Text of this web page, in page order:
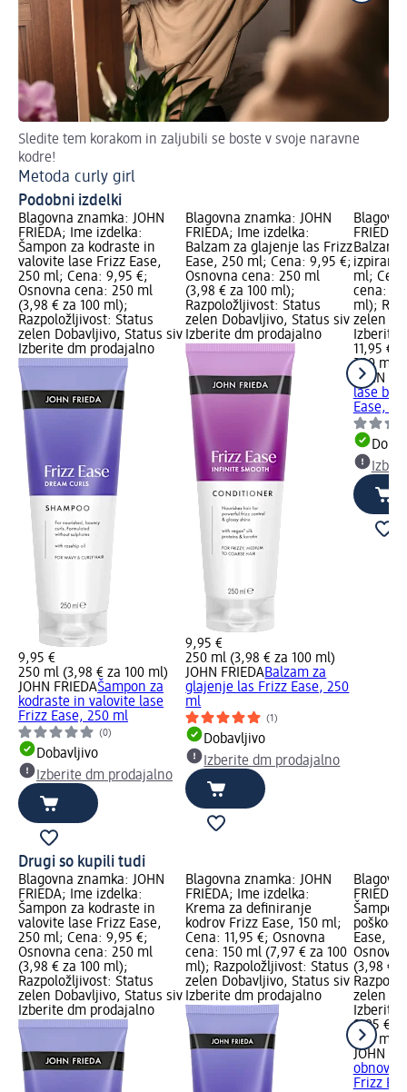
Sledite tem korakom in zaljubili se boste v svoje naravne
kodre!
Metoda curly girl
Podobni izdelki
Blagovna znamka: JOHN
FRIEDA; Ime izdelka:
Šampon za kodraste in
valovite lase Frizz Ease,
250 ml; Cena: 9,95 €;
Osnovna cena: 250 ml
(3,98 € za 100 ml);
Razpoložljivost: Status
zelen Dobavljivo, Status siv
Izberite dm prodajalno
9,95 €
250 ml (3,98 € za 100 ml)
JOHN FRIEDAŠampon za
kodraste in valovite lase
Frizz Ease, 250 ml
(0)
Dobavljivo
Izberite dm prodajalno
Blagovna znamka: JOHN
FRIEDA; Ime izdelka:
Balzam za glajenje las Frizz
Ease, 250 ml; Cena: 9,95 €;
Osnovna cena: 250 ml
(3,98 € za 100 ml);
Razpoložljivost: Status
zelen Dobavljivo, Status siv
Izberite dm prodajalno
9,95 €
250 ml (3,98 € za 100 ml)
JOHN FRIEDABalzam za
glajenje las Frizz Ease, 250
ml
(1)
Dobavljivo
Izberite dm prodajalno
Balzam
ml;
cena:
ml);
zelen
Izberite
11,95 €
200 ml
JOHN
lase
Ease,
Drugi so kupili tudi
Blagovna znamka: JOHN
FRIEDA; Ime izdelka:
Šampon za kodraste in
valovite lase Frizz Ease,
250 ml; Cena: 9,95 €;
Osnovna cena: 250 ml
(3,98 € za 100 ml);
Razpoložljivost: Status
zelen Dobavljivo, Status siv
Izberite dm prodajalno
Blagovna znamka: JOHN
FRIEDA; Ime izdelka:
Krema za definiranje
kodrov Frizz Ease, 150 ml;
Cena: 11,95 €; Osnovna
cena: 150 ml (7,97 € za 100
ml); Razpoložljivost: Status
zelen Dobavljivo, Status siv
Izberite dm prodajalno
Šampon
Ease,
(3,98 €
zelen
Izberite
9,95 €
250 ml
JOHN
obnovo
Frizz